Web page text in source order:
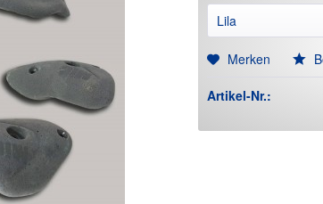
Merken
Artikel-Nr.: